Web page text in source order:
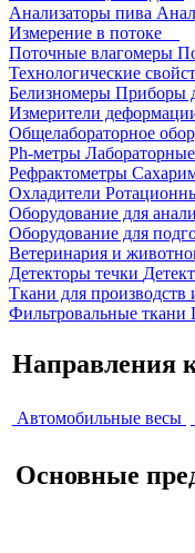
Анализаторы пива
Измерение в потоке
Поточные влагомеры
Технологические
Белизномеры Приборы
Измерители
Общелабораторное
Ph-метры
Рефрактометры
Охладители
Оборудование для
Оборудование для
Ветеринария и
Детекторы течки
Ткани для производств
Фильтровальные ткани
Направления
Автомобильные весы
Основные